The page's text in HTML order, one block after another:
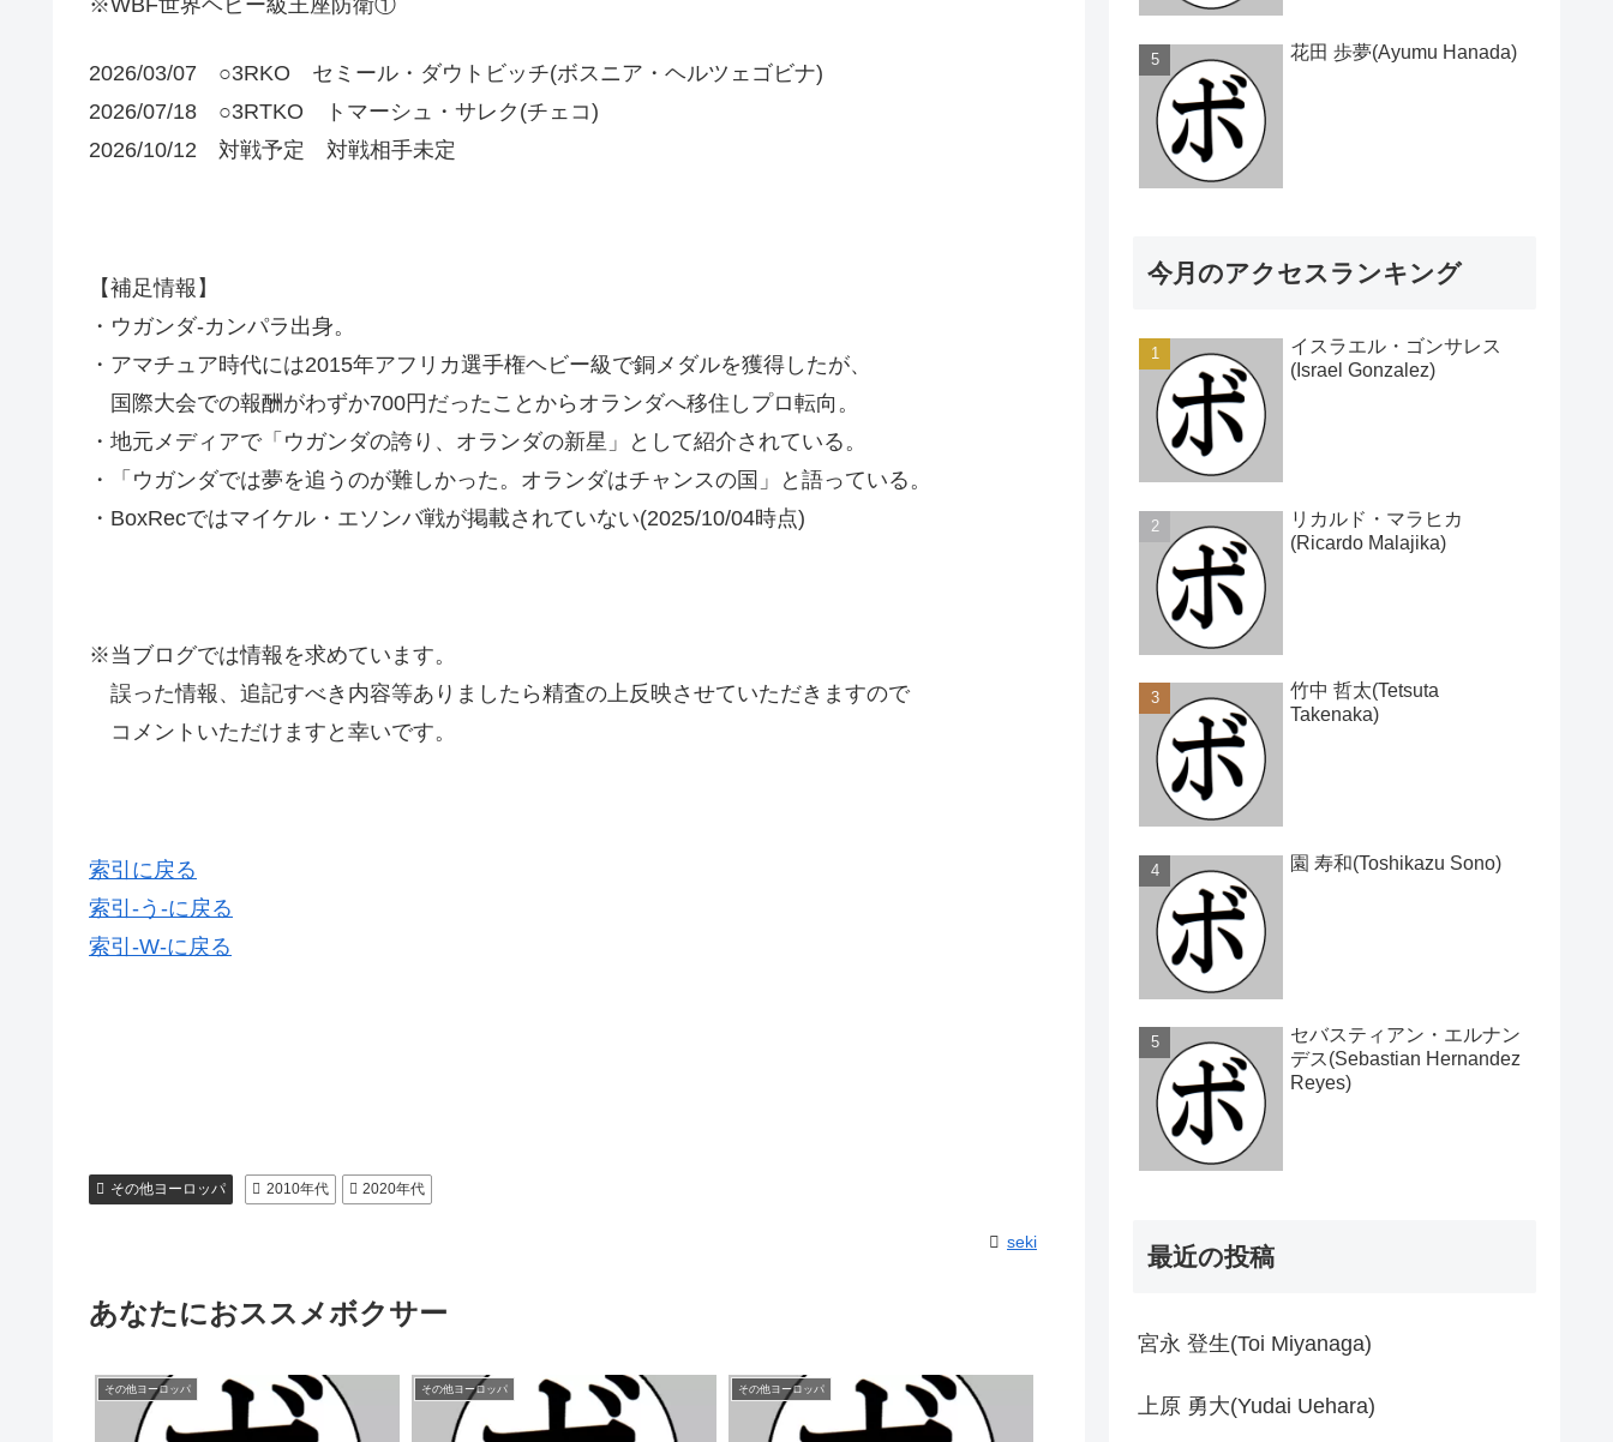
※WBF世界ヘビー級王座防衛①
2026/03/07 ○3RKO セミール・ダウトビッチ(ボスニア・ヘルツェゴビナ)
2026/07/18 ○3RTKO トマーシュ・サレク(チェコ)
2026/10/12 対戦予定 対戦相手未定
【補足情報】
・ウガンダ-カンパラ出身。
・アマチュア時代には2015年アフリカ選手権ヘビー級で銅メダルを獲得したが、
国際大会での報酬がわずか700円だったことからオランダへ移住しプロ転向。
・地元メディアで「ウガンダの誇り、オランダの新星」として紹介されている。
・「ウガンダでは夢を追うのが難しかった。オランダはチャンスの国」と語っている。
・BoxRecではマイケル・エソンバ戦が掲載されていない(2025/10/04時点)
※当ブログでは情報を求めています。
誤った情報、追記すべき内容等ありましたら精査の上反映させていただきますので
コメントいただけますと幸いです。
索引に戻る
索引-う-に戻る
索引-W-に戻る
その他ヨーロッパ 2010年代 2020年代
seki
あなたにおススメボクサー
その他ヨーロッパ その他ヨーロッパ その他ヨーロッパ
花田 歩夢(Ayumu Hanada)
今月のアクセスランキング
イスラエル・ゴンサレス
(Israel Gonzalez)
リカルド・マラヒカ
(Ricardo Malajika)
竹中 哲太(Tetsuta
Takenaka)
園 寿和(Toshikazu Sono)
セバスティアン・エルナン
デス(Sebastian Hernandez
Reyes)
最近の投稿
宮永 登生(Toi Miyanaga)
上原 勇大(Yudai Uehara)